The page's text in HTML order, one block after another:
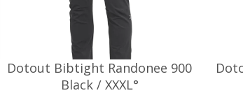
Dotout Bibtight Randonee 900
Black / XXXL°